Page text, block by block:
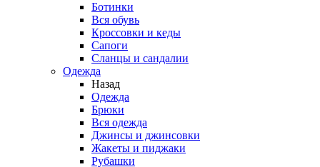
Ботинки
Вся обувь
Кроссовки и кеды
Сапоги
Сланцы и сандалии
Одежда
Назад
Одежда
Брюки
Вся одежда
Джинсы и джинсовки
Жакеты и пиджаки
Рубашки